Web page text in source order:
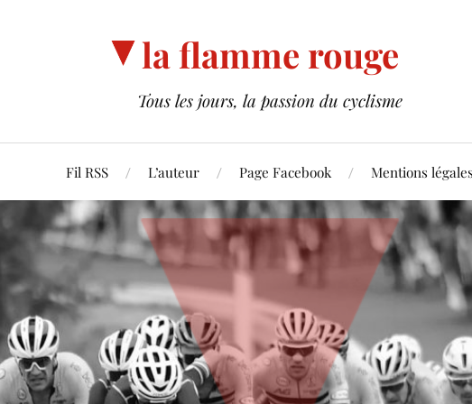
la flamme rouge
Tous les jours, la passion du cyclisme
Fil RSS L’auteur Page Facebook Mentions